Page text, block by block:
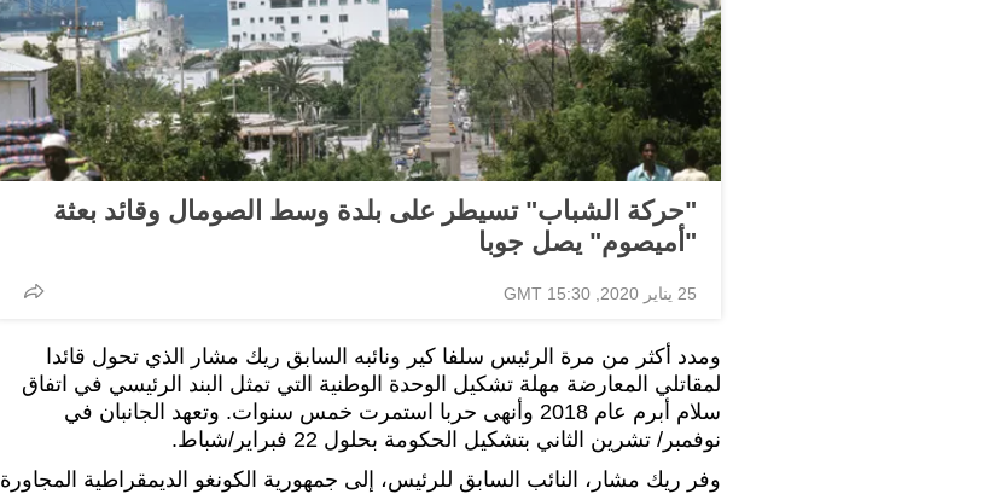
"حركة الشباب" تسيطر على بلدة وسط الصومال وقائد بعثة
"أميصوم" يصل جوبا
25 يناير 2020, 15:30 GMT
ومدد أكثر من مرة الرئيس سلفا كير ونائبه السابق ريك مشار الذي تحول قائدا
لمقاتلي المعارضة مهلة تشكيل الوحدة الوطنية التي تمثل البند الرئيسي في اتفاق
سلام أبرم عام 2018 وأنهى حربا استمرت خمس سنوات. وتعهد الجانبان في
نوفمبر/ تشرين الثاني بتشكيل الحكومة بحلول 22 فبراير/شباط.
وفر ريك مشار، النائب السابق للرئيس، إلى جمهورية الكونغو الديمقراطية المجاورة